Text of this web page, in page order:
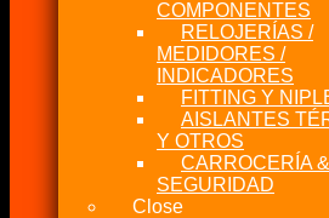
COMPONENTES
RELOJERÍAS /
MEDIDORES /
INDICADORES
FITTING Y
AISLANTES
Y OTROS
CARROCERÍA &
SEGURIDAD
Close